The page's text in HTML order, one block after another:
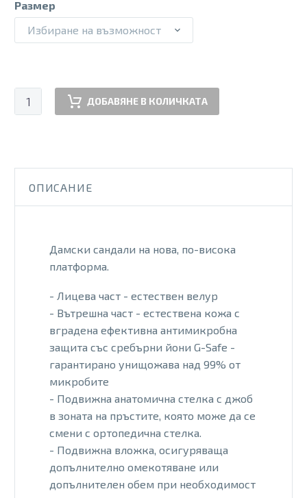
Размер
Избиране на възможност
количество
за
2L
SKY
ДОБАВЯНЕ В КОЛИЧКАТА
ОПИСАНИЕ
Дамски сандали на нова, по-висока
платформа.
- Лицева част - естествен велур
- Вътрешна част - естествена кожа с
вградена ефективна антимикробна
защита със сребърни йони G-Safe -
гарантирано унищожава над 99% от
микробите
- Подвижна анатомична стелка с джоб
в зоната на пръстите, която може да се
смени с ортопедична стелка.
- Подвижна вложка, осигуряваща
допълнително омекотяване или
допълнителен обем при необходимост